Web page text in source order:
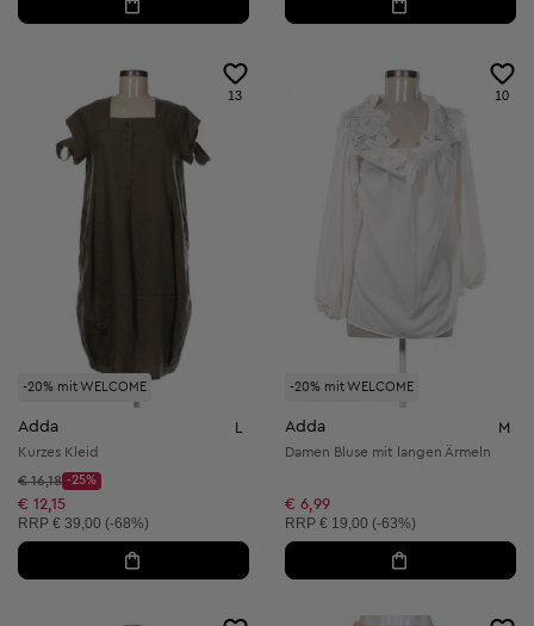
-20% mit WELCOME
13
Adda
Kurzes Kleid
Startpreis:
€ 16,18
Discount Price:
-25%
Reduzierter Preis:
€ 12,15
Unverbindliche Preisempfehlung:
RRP € 39,00 (-68%)
-20% mit WELCOME
10
Adda M
Damen Bluse mit langen Ärmeln
€ 6,99
Unverbindliche Preisempfehlung:
RRP € 19,00 (-63%)